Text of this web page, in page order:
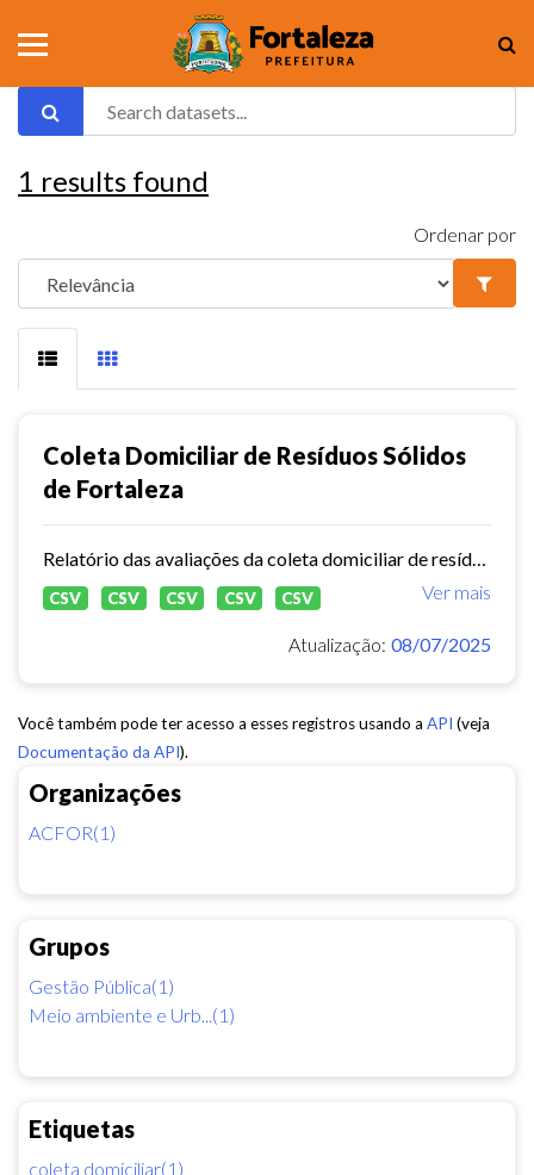
Organizações
ACFOR(1)
Grupos
Gestão Pública(1)
Meio ambiente e Urb...(1)
Etiquetas
coleta domiciliar(1)
1 results found
Ordenar por
Coleta Domiciliar de Resíduos Sólidos
de Fortaleza
Ver mais
CSV CSV CSV CSV CSV
Atualização: 08/07/2025
Você também pode ter acesso a esses registros usando a API (veja
Documentação da API).